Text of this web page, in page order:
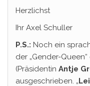
Herzlichst
Ihr Axel Schuller
P.S.: Noch ein
der „Gender-
(Präsidentin Antje
ausgeschrieben. „